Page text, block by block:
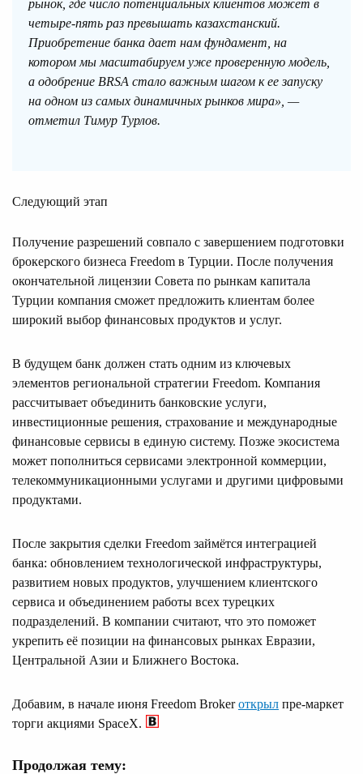
рынок, где число потенциальных клиентов может в
четыре-пять раз превышать казахстанский.
Приобретение банка дает нам фундамент, на
котором мы масштабируем уже проверенную модель,
а одобрение BRSA стало важным шагом к ее запуску
на одном из самых динамичных рынков мира», —
отметил Тимур Турлов.
Следующий этап
Получение разрешений совпало с завершением подготовки
брокерского бизнеса Freedom в Турции. После получения
окончательной лицензии Совета по рынкам капитала
Турции компания сможет предложить клиентам более
широкий выбор финансовых продуктов и услуг.
В будущем банк должен стать одним из ключевых
элементов региональной стратегии Freedom. Компания
рассчитывает объединить банковские услуги,
инвестиционные решения, страхование и международные
финансовые сервисы в единую систему. Позже экосистема
может пополниться сервисами электронной коммерции,
телекоммуникационными услугами и другими цифровыми
продуктами.
После закрытия сделки Freedom займётся интеграцией
банка: обновлением технологической инфраструктуры,
развитием новых продуктов, улучшением клиентского
сервиса и объединением работы всех турецких
подразделений. В компании считают, что это поможет
укрепить её позиции на финансовых рынках Евразии,
Центральной Азии и Ближнего Востока.
Добавим, в начале июня Freedom Brokerоткрыл пре-маркет
торги акциями SpaceX.
Продолжая тему: